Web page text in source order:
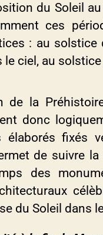
du Soleil
ces
: au solstice
le ciel, au
de la
donc
élaborés fixés
de suivre
des
du Soleil dans